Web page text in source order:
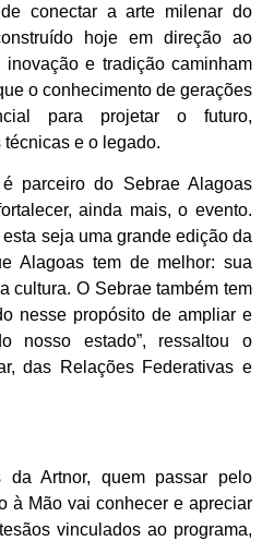
conectar a arte milenar do
hoje em direção ao
e tradição caminham
o conhecimento de gerações
para projetar o futuro,
e o legado.
parceiro do Sebrae Alagoas
ainda mais, o evento.
seja uma grande edição da
Alagoas tem de melhor: sua
cultura. O Sebrae também tem
nesse propósito de ampliar e
nosso estado”, ressaltou o
das Relações Federativas e
da Artnor, quem passar pelo
à Mão vai conhecer e apreciar
vinculados ao programa,